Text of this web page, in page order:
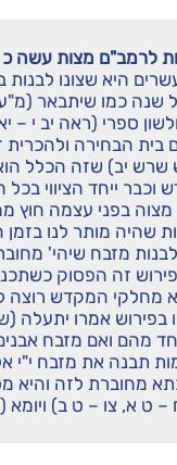
לרמב"ם מצות עשה כ
היא שצונו
שנה כמו שיתבאר
ספרי (ראה יב י
בית הבחירה
שרש יב) שזה הכלל
וכבר ייחד הציווי
בפני עצמה חוץ
שהיה מותר לנו
מזבח שיהי'
זה הפסוק
מחלקי המקדש
בפירוש אמרו יתעלה
מהם ואם מזבח
תבנה את מזבח י"י
מחוברת לזה והיא
ט א, צו – ט ב) ויומא